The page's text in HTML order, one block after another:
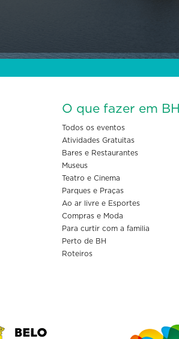
O que fazer em BH
Todos os eventos
Atividades Gratuitas
Bares e Restaurantes
Museus
Teatro e Cinema
Parques e Praças
Ao ar livre e Esportes
Compras e Moda
Para curtir com a familia
Perto de BH
Roteiros